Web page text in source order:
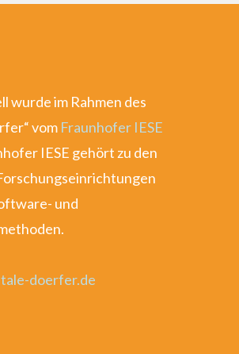
wurde im Rahmen des
vom Fraunhofer IESE
IESE gehört zu den
und
doerfer.de